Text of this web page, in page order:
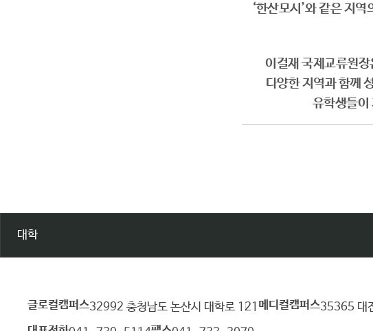
‘한산모시’와 같은 지
이걸재 국제교류원
다양한 지역과 함께
유학생들이
대학
건
양
글로컬캠퍼스 32992 충청남도 논산시 대학로 121 메디컬캠퍼스 35365 대